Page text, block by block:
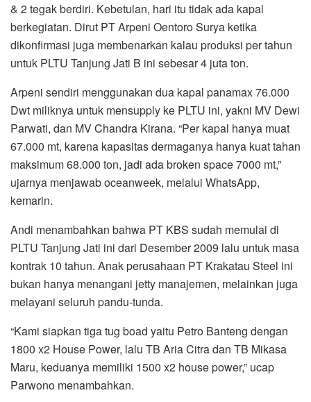
& 2 tegak berdiri. Kebetulan, hari itu tidak ada kapal
berkegiatan. Dirut PT Arpeni Oentoro Surya ketika
dikonfirmasi juga membenarkan kalau produksi per tahun
untuk PLTU Tanjung Jati B ini sebesar 4 juta ton.
Arpeni sendiri menggunakan dua kapal panamax 76.000
Dwt miliknya untuk mensupply ke PLTU ini, yakni MV Dewi
Parwati, dan MV Chandra Kirana. “Per kapal hanya muat
67.000 mt, karena kapasitas dermaganya hanya kuat tahan
maksimum 68.000 ton, jadi ada broken space 7000 mt,”
ujarnya menjawab oceanweek, melalui WhatsApp,
kemarin.
Andi menambahkan bahwa PT KBS sudah memulai di
PLTU Tanjung Jati ini dari Desember 2009 lalu untuk masa
kontrak 10 tahun. Anak perusahaan PT Krakatau Steel ini
bukan hanya menangani jetty manajemen, melainkan juga
melayani seluruh pandu-tunda.
“Kami siapkan tiga tug boad yaitu Petro Banteng dengan
1800 x2 House Power, lalu TB Aria Citra dan TB Mikasa
Maru, keduanya memiliki 1500 x2 house power,” ucap
Parwono menambahkan.